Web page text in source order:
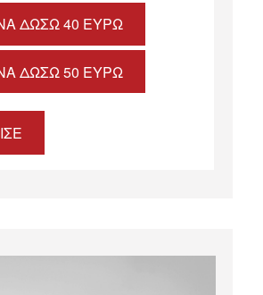
ΔΏΣΩ 40 ΕΥΡΏ
ΔΏΣΩ 50 ΕΥΡΏ